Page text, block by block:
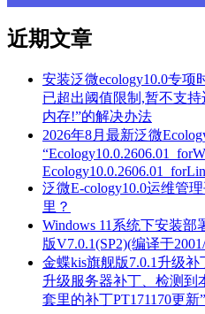
近期文章
安装泛微ecology10.0专
已超出阈值限制,暂不支
内存!”的解决办法
2026年8月最新泛微
泛微E-cology10.0运维管
里？
Windows 11系统下安装部
版V7.0.1(SP2)(编译于
金蝶kis旗舰版7.0.1升级补
升级服务器补丁、检测到
套里的补丁PT171170更新